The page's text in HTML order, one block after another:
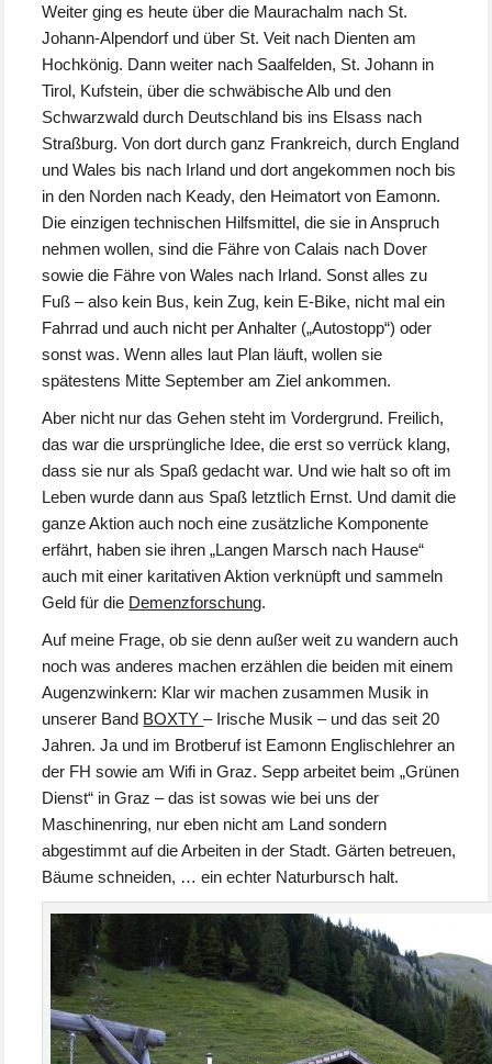
Weiter ging es heute über die Maurachalm nach St.
Johann-Alpendorf und über St. Veit nach Dienten am
Hochkönig. Dann weiter nach Saalfelden, St. Johann in
Tirol, Kufstein, über die schwäbische Alb und den
Schwarzwald durch Deutschland bis ins Elsass nach
Straßburg. Von dort durch ganz Frankreich, durch England
und Wales bis nach Irland und dort angekommen noch bis
in den Norden nach Keady, den Heimatort von Eamonn.
Die einzigen technischen Hilfsmittel, die sie in Anspruch
nehmen wollen, sind die Fähre von Calais nach Dover
sowie die Fähre von Wales nach Irland. Sonst alles zu
Fuß – also kein Bus, kein Zug, kein E-Bike, nicht mal ein
Fahrrad und auch nicht per Anhalter („Autostopp“) oder
sonst was. Wenn alles laut Plan läuft, wollen sie
spätestens Mitte September am Ziel ankommen.
Aber nicht nur das Gehen steht im Vordergrund. Freilich,
das war die ursprüngliche Idee, die erst so verrück klang,
dass sie nur als Spaß gedacht war. Und wie halt so oft im
Leben wurde dann aus Spaß letztlich Ernst. Und damit die
ganze Aktion auch noch eine zusätzliche Komponente
erfährt, haben sie ihren „Langen Marsch nach Hause“
auch mit einer karitativen Aktion verknüpft und sammeln
Geld für die Demenzforschung.
Auf meine Frage, ob sie denn außer weit zu wandern auch
noch was anderes machen erzählen die beiden mit einem
Augenzwinkern: Klar wir machen zusammen Musik in
unserer Band BOXTY– Irische Musik – und das seit 20
Jahren. Ja und im Brotberuf ist Eamonn Englischlehrer an
der FH sowie am Wifi in Graz. Sepp arbeitet beim „Grünen
Dienst“ in Graz – das ist sowas wie bei uns der
Maschinenring, nur eben nicht am Land sondern
abgestimmt auf die Arbeiten in der Stadt. Gärten betreuen,
Bäume schneiden, … ein echter Naturbursch halt.